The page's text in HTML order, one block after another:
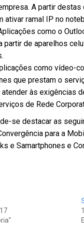
A partir
ativar ramal IP no
como o
partir de aparelhos
como vídeo-
que prestam o
atender às exigências
de Rede
se destacar as
para a
e Samartphones e